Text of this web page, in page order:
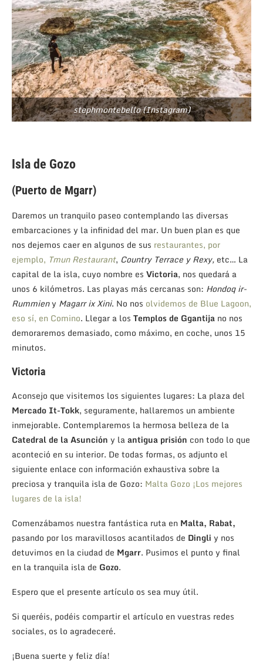
stephmontebello (Instagram)
Isla de Gozo
(Puerto de Mgarr)
Daremos un tranquilo paseo contemplando las diversas
embarcaciones y la infinidad del mar. Un buen plan es que
nos dejemos caer en algunos de sus restaurantes, por
ejemplo, Tmun Restaurant, Country Terrace y Rexy, etc… La
capital de la isla, cuyo nombre es Victoria, nos quedará a
unos 6 kilómetros. Las playas más cercanas son: Hondoq ir-
Rummieny Magarr ix Xini. No nos olvidemos de Blue Lagoon,
eso sí, en Comino. Llegar a los Templos de Ggantija no nos
demoraremos demasiado, como máximo, en coche, unos 15
minutos.
Victoria
Aconsejo que visitemos los siguientes lugares: La plaza del
Mercado It-Tokk, seguramente, hallaremos un ambiente
inmejorable. Contemplaremos la hermosa belleza de la
Catedral de la Asunción y laantigua prisión con todo lo que
aconteció en su interior. De todas formas, os adjunto el
siguiente enlace con información exhaustiva sobre la
preciosa y tranquila isla de Gozo: Malta Gozo ¡Los mejores
lugares de la isla!
Comenzábamos nuestra fantástica ruta en Malta, Rabat,
pasando por los maravillosos acantilados de Dingli y nos
detuvimos en la ciudad de Mgarr. Pusimos el punto y final
en la tranquila isla de Gozo.
Espero que el presente artículo os sea muy útil.
Si queréis, podéis compartir el artículo en vuestras redes
sociales, os lo agradeceré.
¡Buena suerte y feliz día!